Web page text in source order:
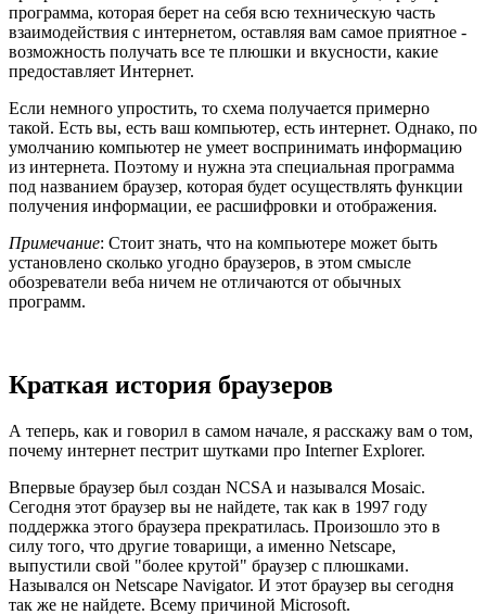
программа, которая берет на себя всю техническую часть
взаимодействия с интернетом, оставляя вам самое приятное -
возможность получать все те плюшки и вкусности, какие
предоставляет Интернет.
Если немного упростить, то схема получается примерно
такой. Есть вы, есть ваш компьютер, есть интернет. Однако, по
умолчанию компьютер не умеет воспринимать информацию
из интернета. Поэтому и нужна эта специальная программа
под названием браузер, которая будет осуществлять функции
получения информации, ее расшифровки и отображения.
Примечание: Стоит знать, что на компьютере может быть
установлено сколько угодно браузеров, в этом смысле
обозреватели веба ничем не отличаются от обычных
программ.
Краткая история браузеров
А теперь, как и говорил в самом начале, я расскажу вам о том,
почему интернет пестрит шутками про Interner Explorer.
Впервые браузер был создан NCSA и назывался Mosaic.
Сегодня этот браузер вы не найдете, так как в 1997 году
поддержка этого браузера прекратилась. Произошло это в
силу того, что другие товарищи, а именно Netscape,
выпустили свой "более крутой" браузер с плюшками.
Назывался он Netscape Navigator. И этот браузер вы сегодня
так же не найдете. Всему причиной Microsoft.